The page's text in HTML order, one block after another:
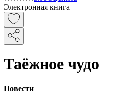
Электронная книга
Таёжное чудо
Повести